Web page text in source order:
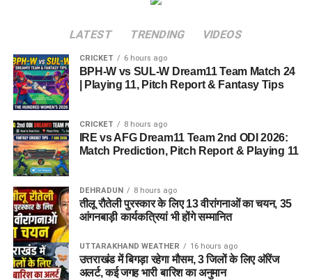
LATEST TRENDING VIDEOS
CRICKET 6 hours ago
BPH-W vs SUL-W Dream11 Team Match 24
| Playing 11, Pitch Report & Fantasy Tips
CRICKET 8 hours ago
IRE vs AFG Dream11 Team 2nd ODI 2026:
Match Prediction, Pitch Report & Playing 11
DEHRADUN 8 hours ago
तीलू रौतेली पुरस्कार के लिए 13 वीरांगनाओं का चयन, 35
आंगनबाड़ी कार्यकत्रियां भी होंगे सम्मानित
UTTARAKHAND WEATHER 16 hours ago
उत्तराखंड में बिगड़ा रहेगा मौसम, 3 जिलों के लिए ऑरेंज
अलर्ट, कई जगह भारी बारिश का अनुमान